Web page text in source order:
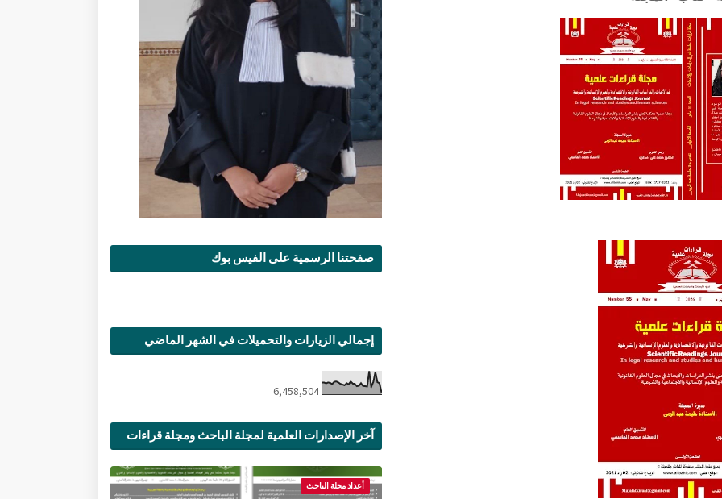
صفحتنا الرسمية على الفيس بوك
إجمالي الزيارات والتحميلات في الشهر الماضي
6,458,504
آخر الإصدارات العلمية لمجلة الباحث ومجلة قراءات
أعداد مجلة الباحث